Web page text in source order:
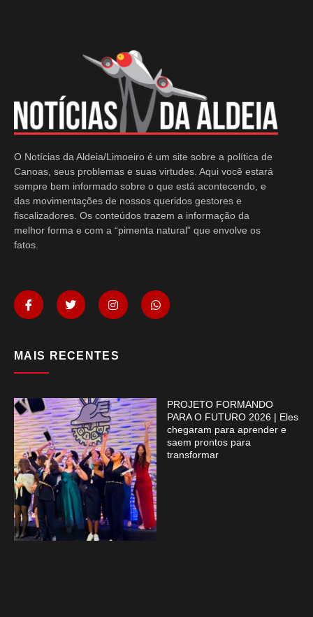
O Notícias da Aldeia/Limoeiro é um site sobre a política de
Canoas, seus problemas e suas virtudes. Aqui você estará
sempre bem informado sobre o que está acontecendo, e
das movimentações de nossos queridos gestores e
fiscalizadores. Os conteúdos trazem a informação da
melhor forma e com a “pimenta natural” que envolve os
fatos.
MAIS RECENTES
PROJETO FORMANDO
PARA O FUTURO 2026 | Eles
chegaram para aprender e
saem prontos para
transformar